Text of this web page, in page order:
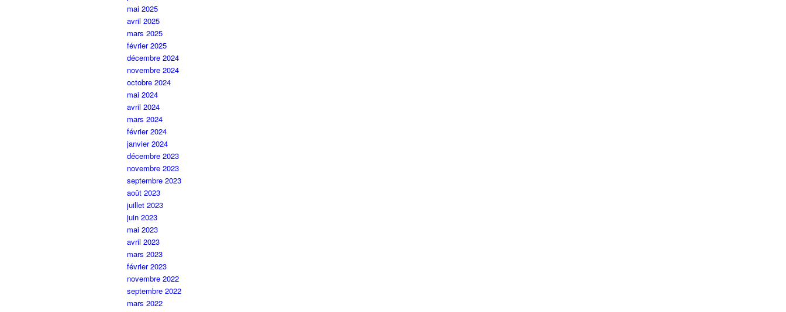
mai 2025
avril 2025
mars 2025
février 2025
décembre 2024
novembre 2024
octobre 2024
mai 2024
avril 2024
mars 2024
février 2024
janvier 2024
décembre 2023
novembre 2023
septembre 2023
août 2023
juillet 2023
juin 2023
mai 2023
avril 2023
mars 2023
février 2023
novembre 2022
septembre 2022
mars 2022